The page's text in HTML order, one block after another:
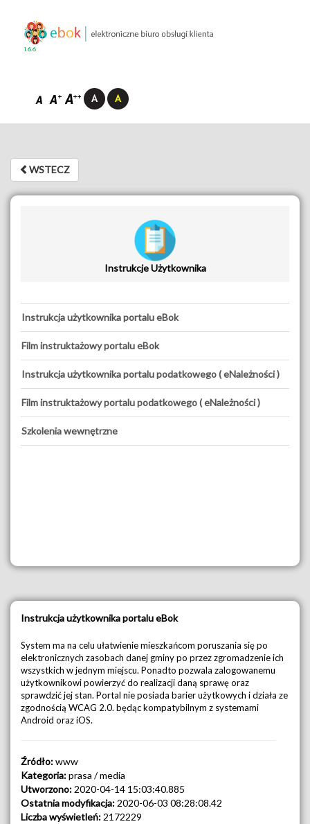
1.6.6
WSTECZWSTECZ
Instrukcje Użytkownika
Instrukcja użytkownika portalu eBok
Film instruktażowy portalu eBok
Instrukcja użytkownika portalu podatkowego ( eNależności )
Film instruktażowy portalu podatkowego ( eNależności )
Szkolenia wewnętrzne
Instrukcja użytkownika portalu eBok
System ma na celu ułatwienie mieszkańcom poruszania się po
elektronicznych zasobach danej gminy po przez zgromadzenie ich
wszystkich w jednym miejscu. Ponadto pozwala zalogowanemu
użytkownikowi powierzyć do realizacji daną sprawę oraz
sprawdzić jej stan. Portal nie posiada barier użytkowych i działa ze
zgodnością WCAG 2.0. będąc kompatybilnym z systemami
Android oraz iOS.
Źródło:www
Kategoria:prasa / media
Utworzono: 2020-04-14 15:03:40.885
Ostatnia modyfikacja: 2020-06-03 08:28:08.42
Liczba wyświetleń: 2172229